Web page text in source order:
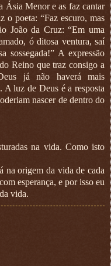
Ásia Menor e as faz cantar
o poeta: “Faz escuro, mas
João da Cruz: “Em uma
ó ditosa ventura, saí
sossegada!” A expressão
Reino que traz consigo a
já não haverá mais
A luz de Deus é a resposta
nascer de dentro do
na vida. Como isto
na origem da vida de cada
esperança, e por isso eu
vida.